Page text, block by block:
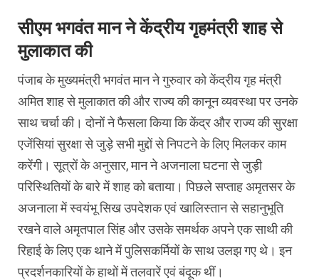
सीएम भगवंत मान ने केंद्रीय गृहमंत्री शाह से
मुलाकात की
पंजाब के मुख्यमंत्री भगवंत मान ने गुरुवार को केंद्रीय गृह मंत्री
अमित शाह से मुलाकात की और राज्य की कानून व्यवस्था पर उनके
साथ चर्चा की। दोनों ने फैसला किया कि केंद्र और राज्य की सुरक्षा
एजेंसियां सुरक्षा से जुड़े सभी मुद्दों से निपटने के लिए मिलकर काम
करेंगी। सूत्रों के अनुसार, मान ने अजनाला घटना से जुड़ी
परिस्थितियों के बारे में शाह को बताया। पिछले सप्ताह अमृतसर के
अजनाला में स्वयंभू सिख उपदेशक एवं खालिस्तान से सहानुभूति
रखने वाले अमृतपाल सिंह और उसके समर्थक अपने एक साथी की
रिहाई के लिए एक थाने में पुलिसकर्मियों के साथ उलझ गए थे। इन
प्रदर्शनकारियों के हाथों में तलवारें एवं बंदूक थीं।